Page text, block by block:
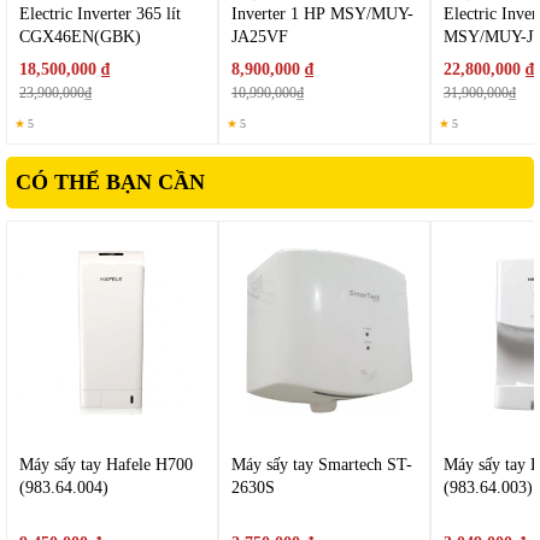
khi sử dụng nhờ thiết kế họng gió lượn sóng và công nghệ điều
chỉnh lưu thông tiên tiến. Ngoài ra thì với chế độ điều khiển linh
Electric Inverter 365 lít
CGX46EN(GBK)
18,500,000 ₫
23,900,000₫
★ 5
Inverter 1 HP MSY/MUY-
JA25VF
8,900,000 ₫
10,990,000₫
★ 5
Electric
MSY/MUY-
22,800,000 ₫
31,900,000₫
★ 5
CÓ THỂ BẠN CẦN
Máy sấy tay Hafele H700
(983.64.004)
Máy sấy tay Smartech ST-
2630S
Máy sấy tay
(983.64.003)